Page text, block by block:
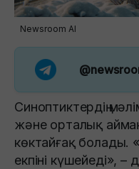
Newsroom AI
Синоптиктердің
және орталық
көктайғақ болады.
екпіні күшейеді», –